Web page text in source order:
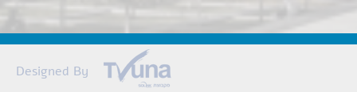
Designed By